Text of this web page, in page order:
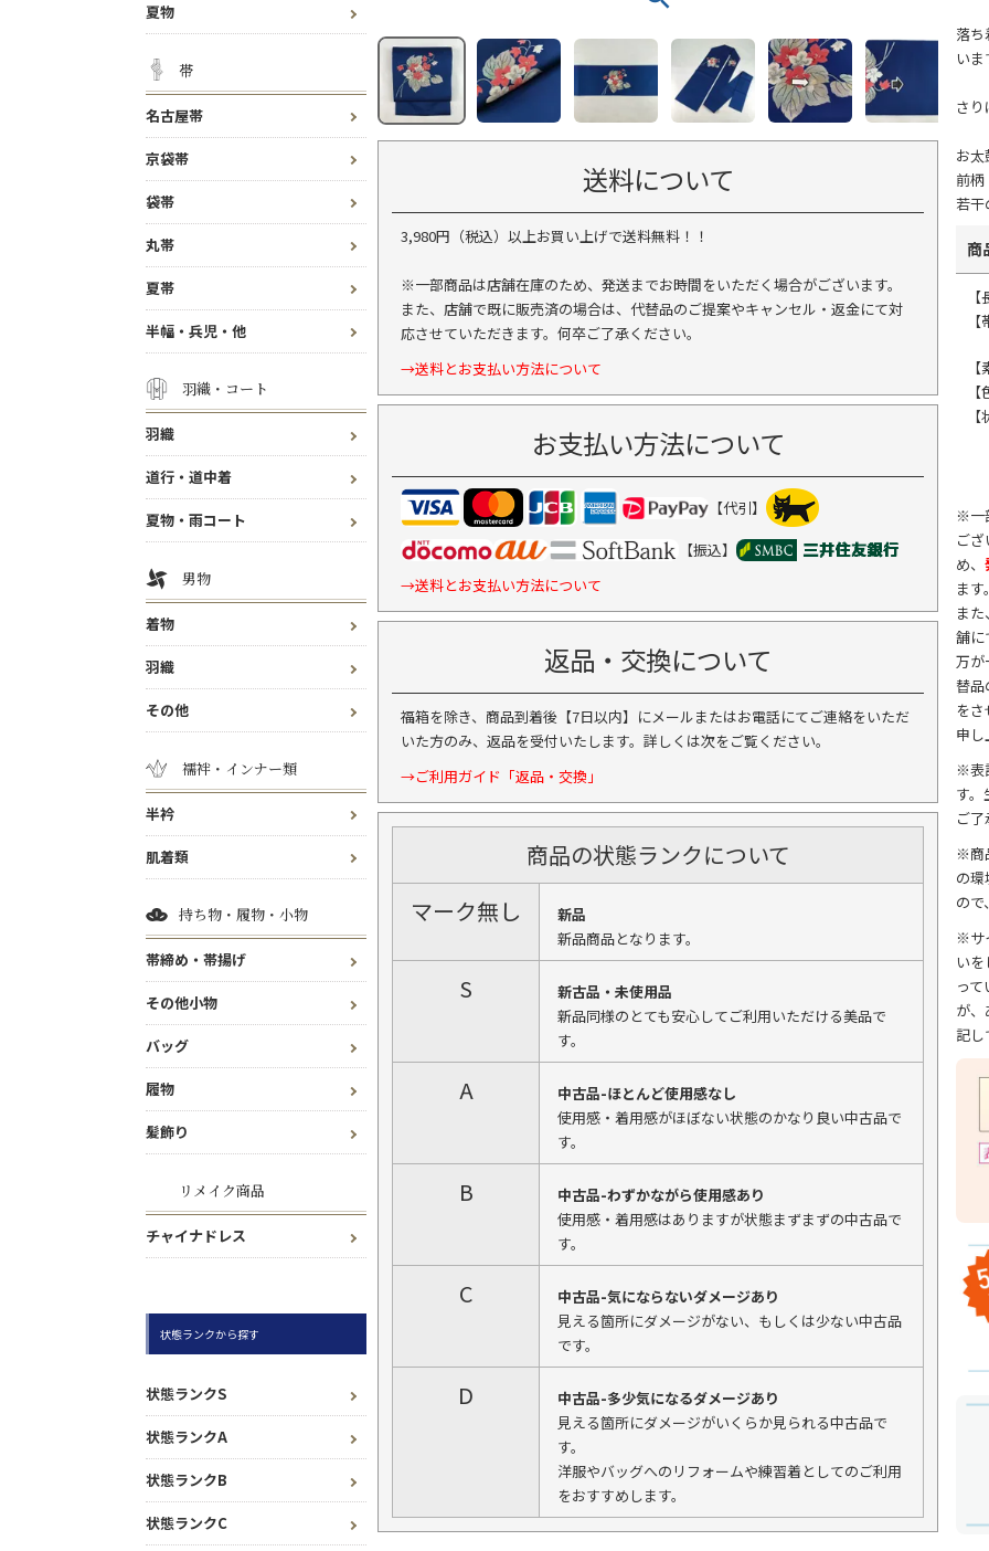
夏物
帯
名古屋帯
京袋帯
袋帯
丸帯
夏帯
半幅・兵児・他
羽織・コート
羽織
道行・道中着
夏物・雨コート
男物
着物
羽織
その他
襦袢・インナー類
半衿
肌着類
持ち物・履物・小物
帯締め・帯揚げ
その他小物
バッグ
履物
髪飾り
リメイク商品
チャイナドレス
状態ランクから探す
状態ランクS
状態ランクA
状態ランクB
状態ランクC
送料について
3,980円（税込）以上お買い上げで送料無料！！
※一部商品は店舗在庫のため、発送までお時間をいただく場合がございます。
また、店舗で既に販売済の場合は、代替品のご提案やキャンセル・返金にて対
応させていただきます。何卒ご了承ください。
→送料とお支払い方法について
お支払い方法について
【代引】
【振込】
→送料とお支払い方法について
返品・交換について
福箱を除き、商品到着後【7日以内】にメールまたはお電話にてご連絡をいただ
いた方のみ、返品を受付いたします。詳しくは次をご覧ください。
→ご利用ガイド「返品・交換」
商品の状態ランクについて
マーク無し
新品
新品商品となります。
S
新古品・未使用品
新品同様のとても安心してご利用いただける美品で
す。
A
中古品-ほとんど使用感なし
使用感・着用感がほぼない状態のかなり良い中古品で
す。
B
中古品-わずかながら使用感あり
使用感・着用感はありますが状態まずまずの中古品で
す。
C
中古品-気にならないダメージあり
見える箇所にダメージがない、もしくは少ない中古品
です。
D
中古品-多少気になるダメージあり
見える箇所にダメージがいくらか見られる中古品で
す。
洋服やバッグへのリフォームや練習着としてのご利用
をおすすめします。
落
いま
さ
お
前
若干
商
※一
ご
め、
ます
ま
舗に
万が
替品
を
申し
※表
す
ご
※商
の
の
※サ
い
っ
が
記し